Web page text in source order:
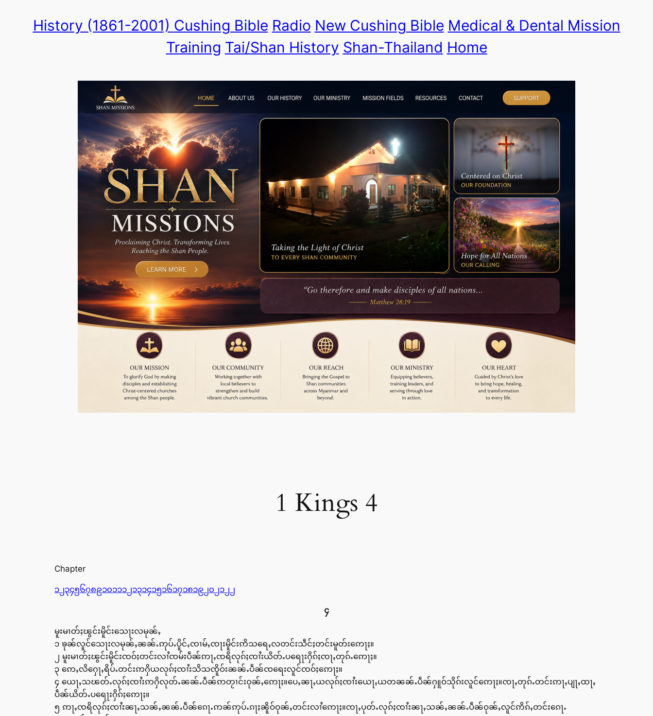
History (1861-2001) Cushing Bible Radio New Cushing Bible Medical & Dental Mission
Training Tai/Shan History Shan-Thailand Home
1 Kings 4
Chapter
၁ ၂၃၄၅၆၇၈၉၁၀၁၁၁၂၁၃၁၄၁၅၁၆၁၇၁၈၁၉ ၂၀ ၂၁ ၂၂
၄
မူးမၢတ်ႈၽွင်းမိူင်းသေႃးလမုၼ်ႇ
၁ ၶုၼ်လူင်သေႃးလမုၼ်ႇၼၼ်ႉဢုပ်ႉပိူင်ႇၸၢမ်ႇၸႃးမိူင်းဢိသရေႇလတင်းသဵင်ႈတင်းမူတ်းဢေႃႈ။
၂ မူးမၢတ်ႈၽွင်းမိူင်းၸဝ်ႈတင်းလၢႆၸမ်းပဵၼ်ဢႃႇၸရိလုၵ်ႈၸၢႆးယိတ်ႉပရေႃးႁိၵ်ႈၸႃႇတုၵ်ႉဢေႃႈ။
၃ ဢေႇလိႁေႃႇရိပ်ႉတင်းဢႁိယလုၵ်ႈၸၢႆးသိသၸိူဝ်းၼၼ်ႉပဵၼ်ၸရေးလူင်ၸဝ်ႈဢေႃႈ။
၄ ယေႃႇသၽတ်ႉလုၵ်ႈၸၢႆးဢႁိလုတ်ႉၼၼ်ႉပဵၼ်ဢတႂၢင်းဝုၼ်ႇဢေႃႈ။ပေႇၼႃႇယလုၵ်ႈၸၢႆးယေႃႇယတၼၼ်ႉပဵၼ်ႁူဝ်သိုၵ်းလူင်ဢေႃႈ။ၸႃႇတုၵ်ႉတင်းဢႃႇပျႃႇထႃႇ
ပဵၼ်ယိတ်ႉပရေႃးႁိၵ်ႈဢေႃႈ။
၅ ဢႃႇၸရိလုၵ်ႈၸၢႆးၼႃႇသၼ်ႇၼၼ်ႉပဵၼ်ၵေႃႉဢၼ်ဢုပ်ႉၵႃႈၼိူဝ်ဝုၼ်ႇတင်းလၢႆဢေႃႈ။ၸႃႇပုတ်ႉလုၵ်ႈၸၢႆးၼႃႇသၼ်ႇၼၼ်ႉပဵၼ်ဝုၼ်ႇလူင်ဢိၵ်ႇတင်းၵေႃႉ